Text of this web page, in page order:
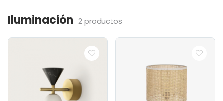
Iluminación 2 productos